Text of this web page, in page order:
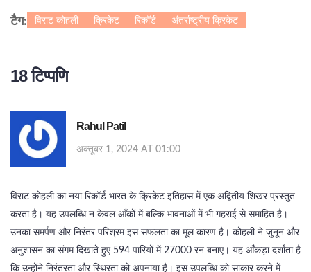
टैग: विराट कोहली क्रिकेट रिकॉर्ड अंतर्राष्ट्रीय क्रिकेट
18 टिप्पणि
Rahul Patil
अक्तूबर 1, 2024 AT 01:00
विराट कोहली का नया रिकॉर्ड भारत के क्रिकेट इतिहास में एक अद्वितीय शिखर प्रस्तुत
करता है। यह उपलब्धि न केवल आँकों में बल्कि भावनाओं में भी गहराई से समाहित है।
उनका समर्पण और निरंतर परिश्रम इस सफलता का मूल कारण है। कोहली ने जुनून और
अनुशासन का संगम दिखाते हुए 594 पारियों में 27000 रन बनाए। यह आँकड़ा दर्शाता है
कि उन्होंने निरंतरता और स्थिरता को अपनाया है। इस उपलब्धि को साकार करने में